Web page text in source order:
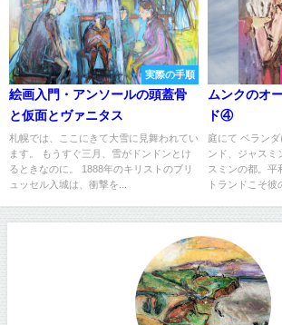
実際の手順
絵画入門・アンソールの頭蓋骨
と仮面とヴァニタス
札幌では、ここにきて大雪に見舞われてい
ます。 もうすぐ三月、雪がドンドンとけ
るときなのに。 1888年のキリストのブリ
ュッセル入城は、衝撃を...
ムンクのオ
ド④
庭にて ベラン
ンド、ジャス
スミンの都。平
トランドこそ彼